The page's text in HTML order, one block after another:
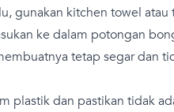
gunakan kitchen towel atau
ke dalam potongan
tetap segar dan
plastik dan pastikan tidak